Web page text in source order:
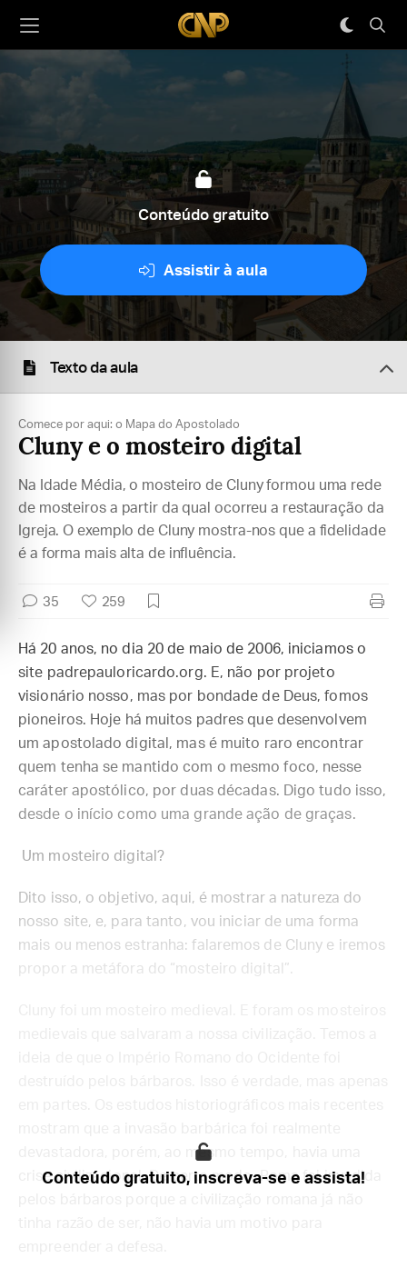
Conteúdo gratuito
Assistir à aula
Texto da aula
Comece por aqui: o Mapa do Apostolado
Cluny e o mosteiro digital
Na Idade Média, o mosteiro de Cluny formou uma rede
de mosteiros a partir da qual ocorreu a restauração da
Igreja. O exemplo de Cluny mostra-nos que a fidelidade
é a forma mais alta de influência.
35 259
Há 20 anos, no dia 20 de maio de 2006, iniciamos o
site padrepauloricardo.org. E, não por projeto
visionário nosso, mas por bondade de Deus, fomos
pioneiros. Hoje há muitos padres que desenvolvem
um apostolado digital, mas é muito raro encontrar
quem tenha se mantido com o mesmo foco, nesse
caráter apostólico, por duas décadas. Digo tudo isso,
desde o início como uma grande ação de graças.
Um mosteiro digital?
Dito isso, o objetivo, aqui, é mostrar a natureza do
nosso site, e, para tanto, vou iniciar de uma forma
mais ou menos estranha: falaremos de Cluny e iremos
propor a metáfora do “mosteiro digital”.
devastadora, porém, ao mesmo tempo, havia uma
crise civilizacional. De certo modo, Roma foi invadida
Conteúdo gratuito, inscreva-se e assista!